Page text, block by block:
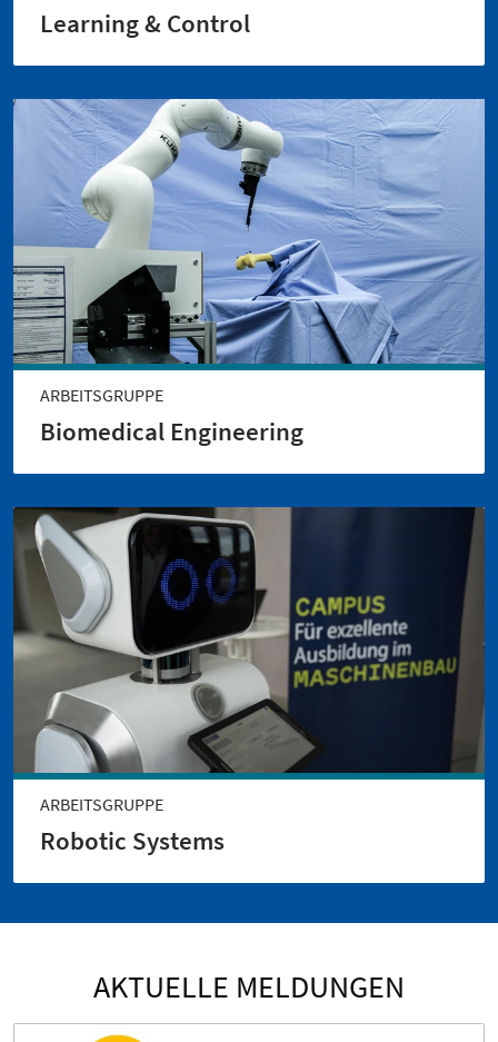
Learning & Control
ARBEITSGRUPPE
Biomedical Engineering
ARBEITSGRUPPE
Robotic Systems
AKTUELLE MELDUNGEN